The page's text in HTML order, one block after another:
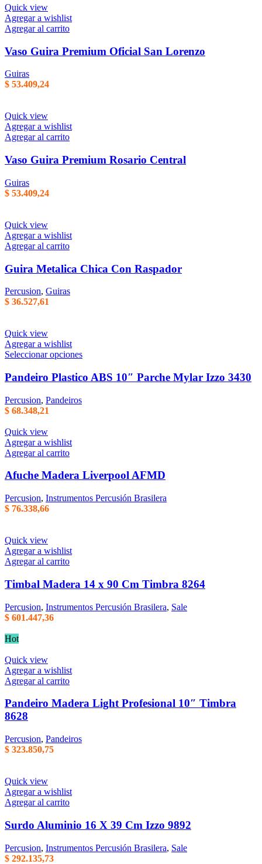
Quick view
Agregar a wishlist
Agregar al carrito
Vaso Guira Premium Oficial San Lorenzo
Guiras
$ 53.409,24
Quick view
Agregar a wishlist
Agregar al carrito
Vaso Guira Premium Rosario Central
Guiras
$ 53.409,24
Quick view
Agregar a wishlist
Agregar al carrito
Guira Metalica Chica Con Raspador
Percusion, Guiras
$ 36.527,61
Quick view
Agregar a wishlist
Seleccionar opcionesEste
tiene
varias
la
página
producto
Pandeiro Plastico ABS 10″ Parche Mylar Izzo 3430
Percusion, Pandeiros
$ 68.348,21
Quick view
Agregar a wishlist
Agregar al carrito
Afuche Madera Liverpool AFMD
Percusion, Instrumentos Percusión Brasilera
$ 76.338,66
Quick view
Agregar a wishlist
Agregar al carrito
Timbal Madera 14 x 90 Cm Timbra 8264
Percusion, Instrumentos Percusión Brasilera, Sale
$ 601.447,36
Hot
Quick view
Agregar a wishlist
Agregar al carrito
Pandeiro Madera Light Profesional 10″ Timbra
8628
Percusion, Pandeiros
$ 323.850,75
Quick view
Agregar a wishlist
Agregar al carrito
Surdo Aluminio 16 X 39 Cm Izzo 9892
Percusion, Instrumentos Percusión Brasilera, Sale
$ 292.135,73